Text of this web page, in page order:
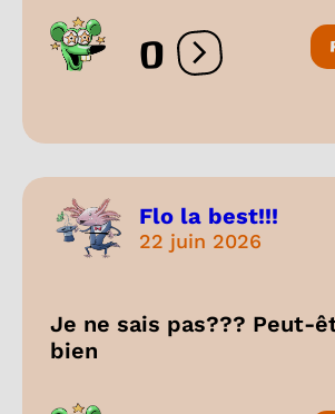
0 Ouvrir les
Flo la best!!!
22 juin 2026
Je ne sais pas??? Peut-
bien